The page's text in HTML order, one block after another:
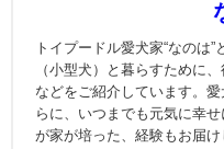
トイプードル愛犬家“なのは
（小型犬）と暮らすために
などをご紹介しています。
らに、いつまでも元気に幸
が家が培った、経験もお届